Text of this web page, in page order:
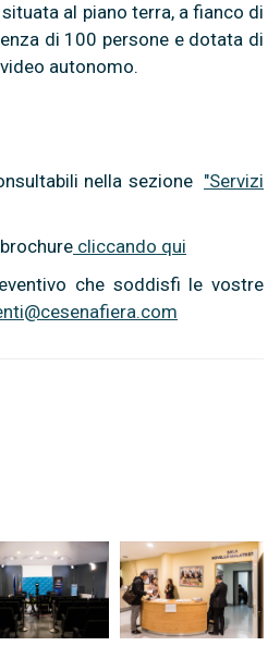
al piano terra, a fianco di
di 100 persone e dotata di
autonomo.
nella sezione "Servizi
cliccando qui
che soddisfi le vostre